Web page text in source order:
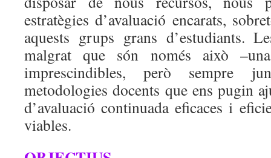
estratègies d’avaluació encarats,
aquests grups grans d’estudiants.
malgrat que són només això
imprescindibles, però sempre
metodologies docents que ens pugin
d’avaluació continuada eficaces i
viables.